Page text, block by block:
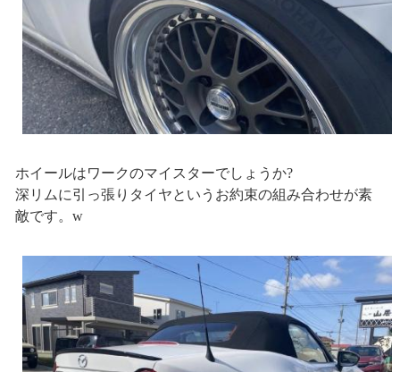
ホイールはワークのマイスターでしょうか?
深リムに引っ張りタイヤというお約束の組み合わせが素
敵です。w